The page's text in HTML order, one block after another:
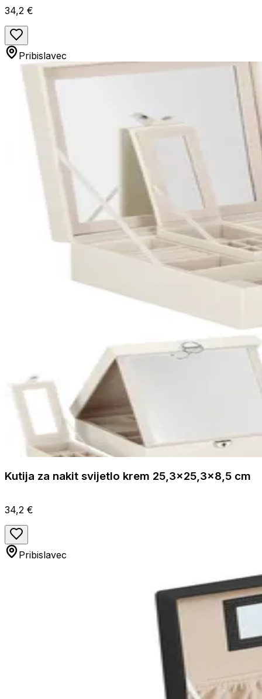
34,2 €
Pribislavec
Kutija za nakit svijetlo krem 25,3x25,3x8,5 cm
34,2 €
Pribislavec